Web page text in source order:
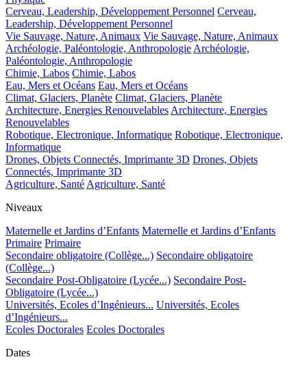
Cerveau, Leadership, Développement Personnel Cerveau,
Leadership, Développement Personnel
Vie Sauvage, Nature, Animaux Vie Sauvage, Nature, Animaux
Archéologie, Paléontologie, AnthropologieArchéologie,
Paléontologie, Anthropologie
Chimie, Labos Chimie, Labos
Eau, Mers et Océans Eau, Mers et Océans
Climat, Glaciers, Planète Climat, Glaciers, Planète
Architecture, Energies RenouvelablesArchitecture, Energies
Renouvelables
Robotique, Electronique, Informatique Robotique, Electronique,
Informatique
Drones, Objets Connectés, Imprimante 3D Drones, Objets
Connectés, Imprimante 3D
Agriculture, SantéAgriculture, Santé
Niveaux
Maternelle et Jardins d’Enfants Maternelle et Jardins d’Enfants
Primaire Primaire
Secondaire obligatoire (Collège...) Secondaire obligatoire
(Collège...)
Secondaire Post-Obligatoire (Lycée...) Secondaire Post-
Obligatoire (Lycée...)
Universités, Ecoles d’Ingénieurs... Universités, Ecoles
d’Ingénieurs...
Ecoles Doctorales Ecoles Doctorales
Dates